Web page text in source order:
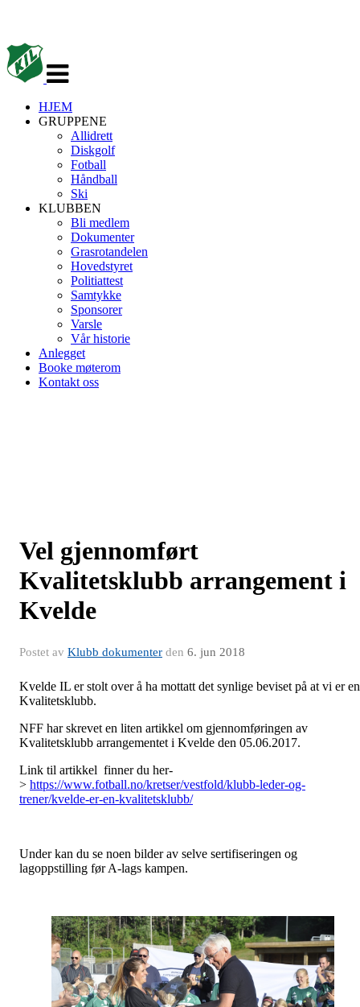
navigasjon
HJEM
GRUPPENE
Allidrett
Diskgolf
Fotball
Håndball
Ski
KLUBBEN
Bli medlem
Dokumenter
Grasrotandelen
Hovedstyret
Politiattest
Samtykke
Sponsorer
Varsle
Vår historie
Anlegget
Booke møterom
Kontakt oss
Vel gjennomført
Kvalitetsklubb arrangement i
Kvelde
Postet av Klubb dokumenter den 6. jun 2018
Kvelde IL er stolt over å ha mottatt det synlige beviset på at vi er en
Kvalitetsklubb.
NFF har skrevet en liten artikkel om gjennomføringen av
Kvalitetsklubb arrangementet i Kvelde den 05.06.2017.
Link til artikkel finner du her-
> https://www.fotball.no/kretser/vestfold/klubb-leder-og-
trener/kvelde-er-en-kvalitetsklubb/
Under kan du se noen bilder av selve sertifiseringen og
lagoppstilling før A-lags kampen.